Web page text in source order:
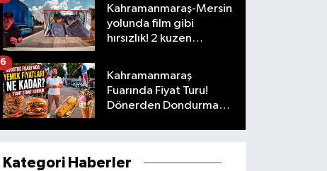
Kahramanmaraş-Mersin
yolunda film gibi
hırsızlık! 2 kuzen
Kahramanmaraş
Fuarında Fiyat Turu!
Dönerden Dondurmaya
6
Kategori Haberler